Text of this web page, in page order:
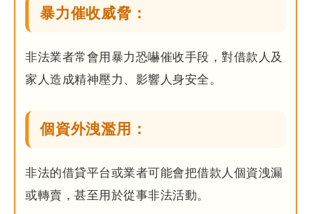
暴力催收威脅：
非法業者常會用暴力恐嚇催收手段，對借款人及
家人造成精神壓力、影響人身安全。
個資外洩濫用：
非法的借貸平台或業者可能會把借款人個資洩漏
或轉賣，甚至用於從事非法活動。